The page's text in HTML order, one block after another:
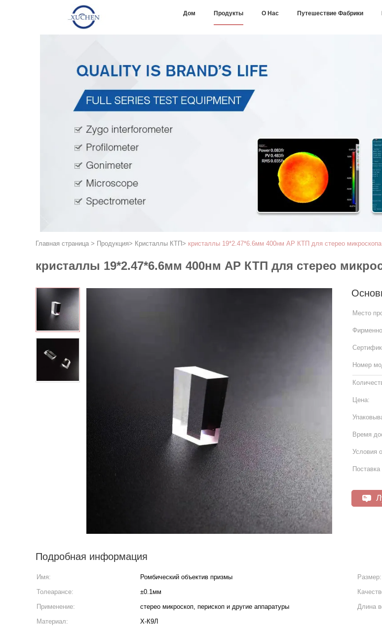
Дом Продукты О Нас Путешествие Фабрики
Главная страница > Продукция> Кристаллы КТП> кристаллы 19*2.47*6.6мм 400нм АР КТП для стерео микроскопа
кристаллы 19*2.47*6.6мм 400нм АР КТП для стерео
Место
Номер
Цена:
Время
Условия
Подробная информация
Имя: Ромбический объектив призмы Размер:
Толеарансе:
±0.1мм
Применение:
стерео микроскоп, перископ и другие аппаратуры Длина
Материал:
Х-К9Л